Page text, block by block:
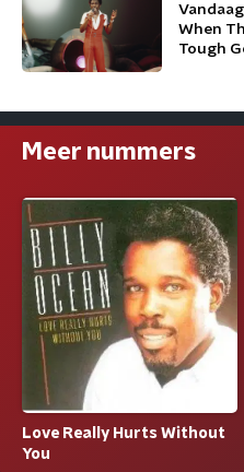
When
Tough
Meer nummers
Love Really Hurts Without
You